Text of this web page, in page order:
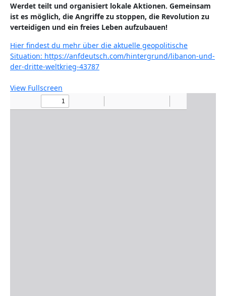
Werdet teilt und organisiert lokale Aktionen. Gemeinsam
ist es möglich, die Angriffe zu stoppen, die Revolution zu
verteidigen und ein freies Leben aufzubauen!
Hier findest du mehr über die aktuelle geopolitische
Situation: https://anfdeutsch.com/hintergrund/libanon-und-
der-dritte-weltkrieg-43787:
Rojava
–
View Fullscreen